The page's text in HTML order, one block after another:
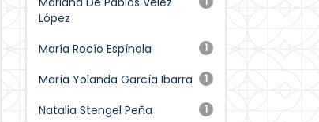
López
1
María Rocío Espínola
1
María Yolanda García Ibarra
1
Natalia Stengel Peña